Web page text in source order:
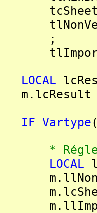
LOCAL
IF Vartype
* Régler
LOCAL